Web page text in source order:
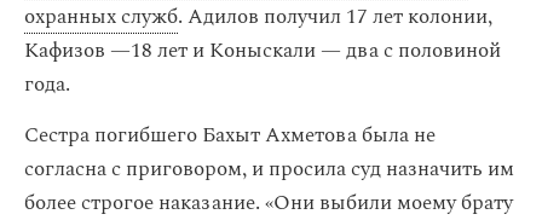
охранных служб. Адилов получил 17 лет колонии,
Кафизов —18 лет и Коныскали — два с половиной
года.
Сестра погибшего Бахыт Ахметова была не
согласна с приговором, и просила суд назначить им
более строгое наказание. «Они выбили моему брату